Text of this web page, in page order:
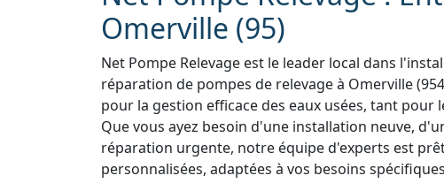
Omerville (95)
Net Pompe Relevage est le leader local dans
réparation de pompes de relevage à Omerville
pour la gestion efficace des eaux usées, tant
Que vous ayez besoin d'une installation neuve,
réparation urgente, notre équipe d'experts est
personnalisées, adaptées à vos besoins